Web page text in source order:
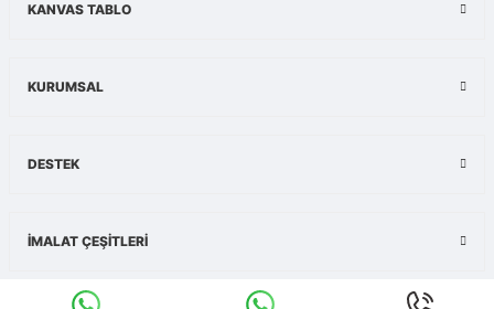
KANVAS TABLO
KURUMSAL
DESTEK
İMALAT ÇEŞİTLERİ